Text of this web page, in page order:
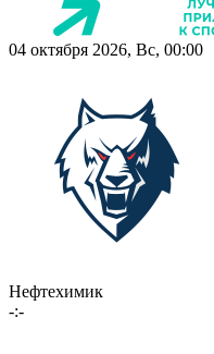
04 октября 2026, Вс, 00:00
Нефтехимик
-:-